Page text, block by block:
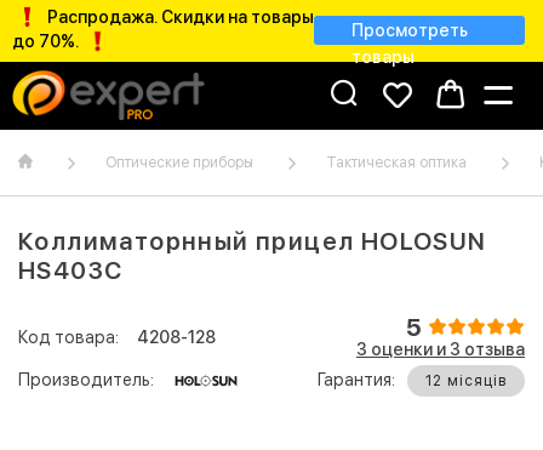
Распродажа. Скидки на товары
до 70%.
Просмотреть
товары
Оптические приборы Тактическая оптика
Коллиматорнный прицел HOLOSUN
HS403C
Код товара: 4208-128 5
3 оценки и 3 отзывa
Производитель:
Гарантия: 12 місяців